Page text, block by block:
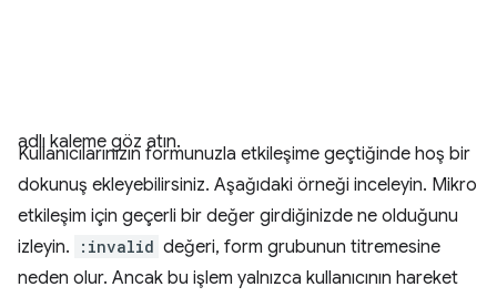
adlı kaleme göz atın.
Kullanıcılarınızın formunuzla etkileşime geçtiğinde hoş bir
dokunuş ekleyebilirsiniz. Aşağıdaki örneği inceleyin. Mikro
etkileşim için geçerli bir değer girdiğinizde ne olduğunu
izleyin.
:invalid değeri, form grubunun titremesine
neden olur. Ancak bu işlem yalnızca kullanıcının hareket